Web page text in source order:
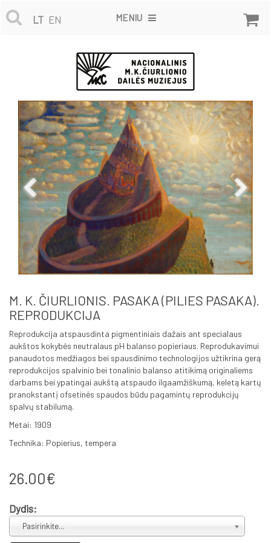
LT EN MENIU
M. K. ČIURLIONIS. PASAKA (PILIES PASAKA).
REPRODUKCIJA
Reprodukcija atspausdinta pigmentiniais dažais ant specialaus
aukštos kokybės neutralaus pH balanso popieriaus. Reprodukavimui
panaudotos medžiagos bei spausdinimo technologijos užtikrina gerą
reprodukcijos spalvinio bei tonalinio balanso atitikimą originaliems
darbams bei ypatingai aukštą atspaudo ilgaamžiškumą, keletą kartų
pranokstantį ofsetinės spaudos būdu pagamintų reprodukcijų
spalvų stabilumą.
Metai: 1909
Technika: Popierius, tempera
26.00€
Dydis:
Pasirinkite...